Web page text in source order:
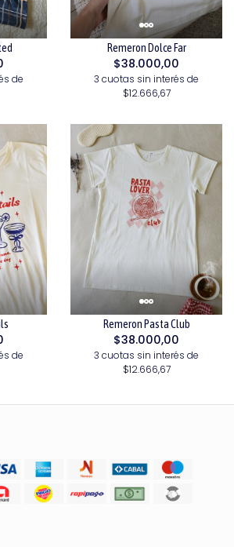
de
Remeron Dolce Far
$38.000,00
3 cuotas sin interés de
$12.666,67
de
Remeron Pasta Club
$38.000,00
3 cuotas sin interés de
$12.666,67